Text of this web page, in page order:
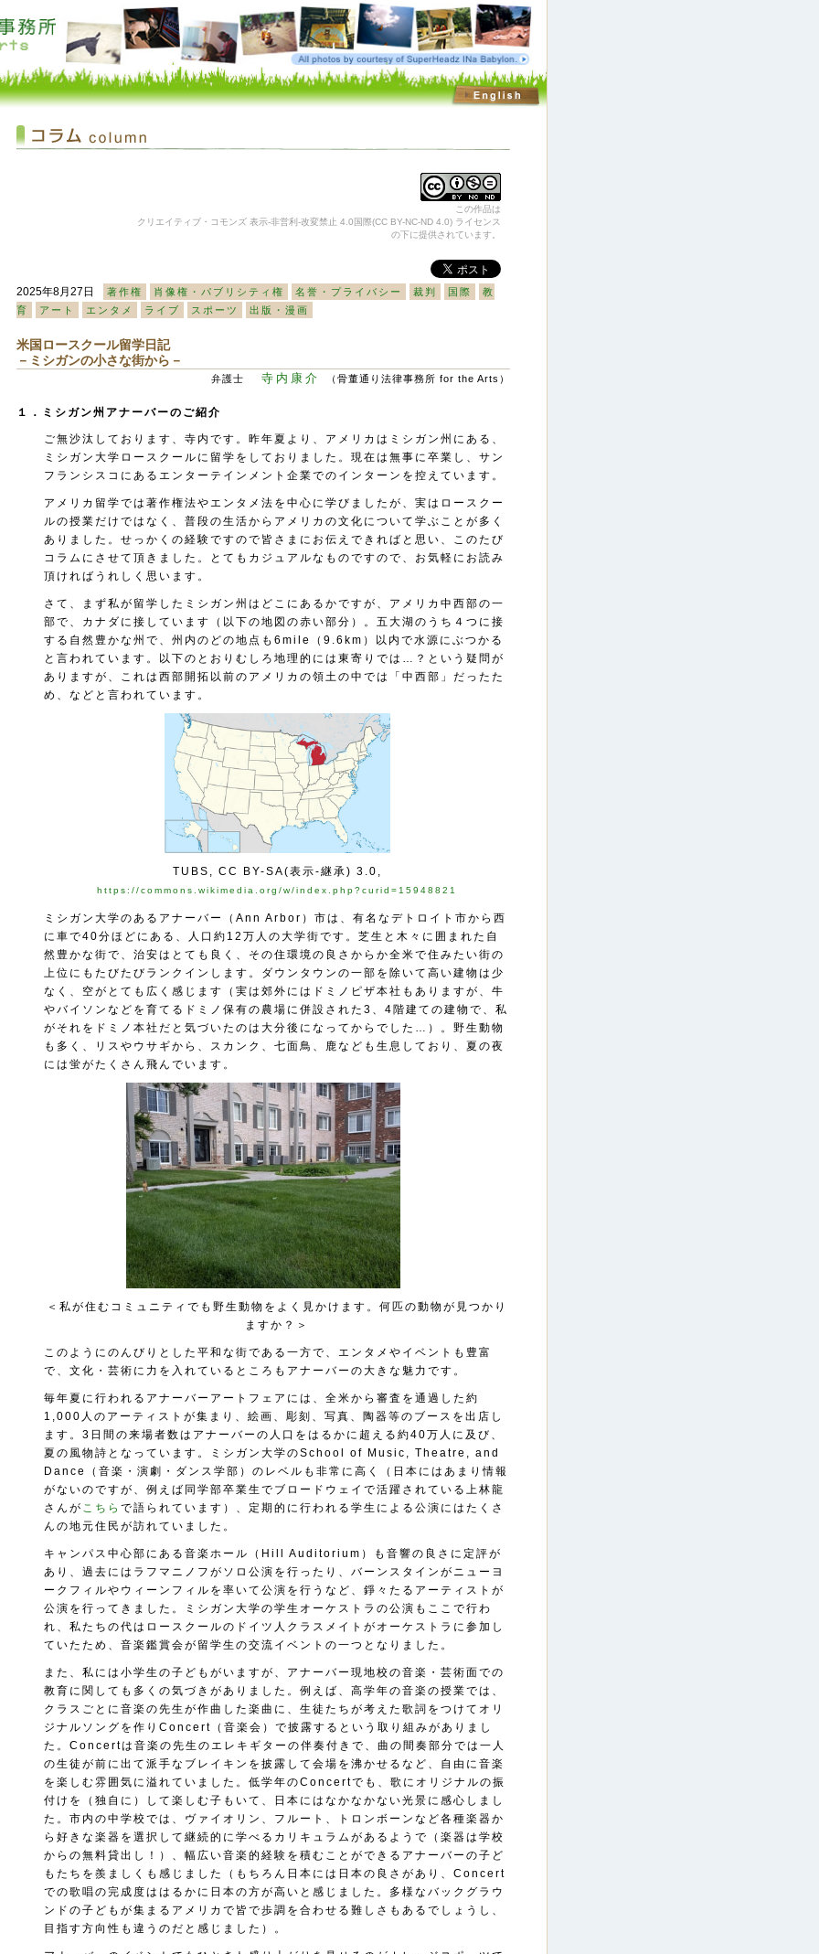
この作品は
クリエイティブ・コモンズ 表示-非営利-改変禁止 4.0国際(CC BY-NC-ND 4.0) ライセンス
の下に提供されています。
2025年8月27日 著作権 肖像権・パブリシティ権 名誉・プライバシー 裁判 国際
教
育
アート エンタメ ライブ スポーツ 出版・漫画
米国ロースクール留学日記
－ミシガンの小さな街から－
弁護士 寺内康介 （骨董通り法律事務所 for the Arts）
１．ミシガン州アナーバーのご紹介
ご無沙汰しております、寺内です。昨年夏より、アメリカはミシガン州にある、
ミシガン大学ロースクールに留学をしておりました。現在は無事に卒業し、サン
フランシスコにあるエンターテインメント企業でのインターンを控えています。
アメリカ留学では著作権法やエンタメ法を中心に学びましたが、実はロースクー
ルの授業だけではなく、普段の生活からアメリカの文化について学ぶことが多く
ありました。せっかくの経験ですので皆さまにお伝えできればと思い、このたび
コラムにさせて頂きました。とてもカジュアルなものですので、お気軽にお読み
頂ければうれしく思います。
さて、まず私が留学したミシガン州はどこにあるかですが、アメリカ中西部の一
部で、カナダに接しています（以下の地図の赤い部分）。五大湖のうち４つに接
する自然豊かな州で、州内のどの地点も6mile（9.6km）以内で水源にぶつかる
と言われています。以下のとおりむしろ地理的には東寄りでは…？という疑問が
ありますが、これは西部開拓以前のアメリカの領土の中では「中西部」だったた
め、などと言われています。
TUBS, CC BY-SA(表示-継承) 3.0,
https://commons.wikimedia.org/w/index.php?curid=15948821
ミシガン大学のあるアナーバー（Ann Arbor）市は、有名なデトロイト市から西
に車で40分ほどにある、人口約12万人の大学街です。芝生と木々に囲まれた自
然豊かな街で、治安はとても良く、その住環境の良さからか全米で住みたい街の
上位にもたびたびランクインします。ダウンタウンの一部を除いて高い建物は少
なく、空がとても広く感じます（実は郊外にはドミノピザ本社もありますが、牛
やバイソンなどを育てるドミノ保有の農場に併設された3、4階建ての建物で、私
がそれをドミノ本社だと気づいたのは大分後になってからでした…）。野生動物
も多く、リスやウサギから、スカンク、七面鳥、鹿なども生息しており、夏の夜
には蛍がたくさん飛んでいます。
＜私が住むコミュニティでも野生動物をよく見かけます。何匹の動物が見つかり
ますか？＞
このようにのんびりとした平和な街である一方で、エンタメやイベントも豊富
で、文化・芸術に力を入れているところもアナーバーの大きな魅力です。
毎年夏に行われるアナーバーアートフェアには、全米から審査を通過した約
1,000人のアーティストが集まり、絵画、彫刻、写真、陶器等のブースを出店し
ます。3日間の来場者数はアナーバーの人口をはるかに超える約40万人に及び、
夏の風物詩となっています。ミシガン大学のSchool of Music, Theatre, and
Dance（音楽・演劇・ダンス学部）のレベルも非常に高く（日本にはあまり情報
がないのですが、例えば同学部卒業生でブロードウェイで活躍されている上林龍
さんが こちら で語られています）、定期的に行われる学生による公演にはたくさ
んの地元住民が訪れていました。
キャンパス中心部にある音楽ホール（Hill Auditorium）も音響の良さに定評が
あり、過去にはラフマニノフがソロ公演を行ったり、バーンスタインがニューヨ
ークフィルやウィーンフィルを率いて公演を行うなど、錚々たるアーティストが
公演を行ってきました。ミシガン大学の学生オーケストラの公演もここで行わ
れ、私たちの代はロースクールのドイツ人クラスメイトがオーケストラに参加し
ていたため、音楽鑑賞会が留学生の交流イベントの一つとなりました。
また、私には小学生の子どもがいますが、アナーバー現地校の音楽・芸術面での
教育に関しても多くの気づきがありました。例えば、高学年の音楽の授業では、
クラスごとに音楽の先生が作曲した楽曲に、生徒たちが考えた歌詞をつけてオリ
ジナルソングを作りConcert（音楽会）で披露するという取り組みがありまし
た。Concertは音楽の先生のエレキギターの伴奏付きで、曲の間奏部分では一人
の生徒が前に出て派手なブレイキンを披露して会場を沸かせるなど、自由に音楽
を楽しむ雰囲気に溢れていました。低学年のConcertでも、歌にオリジナルの振
付けを（独自に）して楽しむ子もいて、日本にはなかなかない光景に感心しまし
た。市内の中学校では、ヴァイオリン、フルート、トロンボーンなど各種楽器か
ら好きな楽器を選択して継続的に学べるカリキュラムがあるようで（楽器は学校
からの無料貸出し！）、幅広い音楽的経験を積むことができるアナーバーの子ど
もたちを羨ましくも感じました（もちろん日本には日本の良さがあり、Concert
での歌唱の完成度ははるかに日本の方が高いと感じました。多様なバックグラウ
ンドの子どもが集まるアメリカで皆で歩調を合わせる難しさもあるでしょうし、
目指す方向性も違うのだと感じました）。